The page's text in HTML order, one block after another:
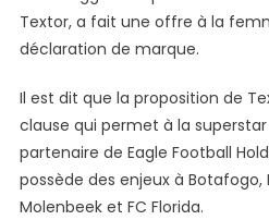
Textor, a fait une offre à la
déclaration de marque.
Il est dit que la proposition de
clause qui permet à la
partenaire de Eagle Football
possède des enjeux à Botafogo,
Molenbeek et FC Florida.